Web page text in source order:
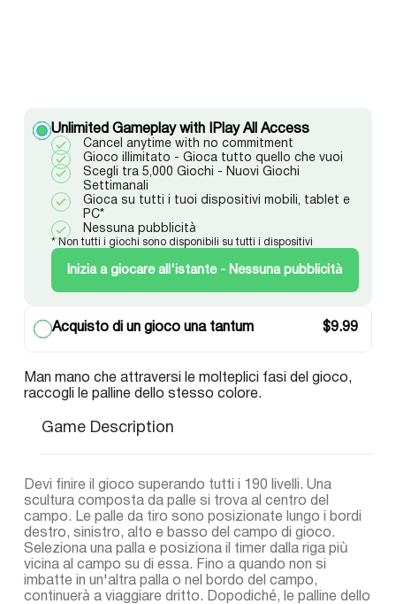
Unlimited Gameplay with IPlay All Access
Cancel anytime with no commitment
Gioco illimitato - Gioca tutto quello che vuoi
Scegli tra 5,000 Giochi - Nuovi Giochi
Settimanali
Gioca su tutti i tuoi dispositivi mobili, tablet e
PC*
Nessuna pubblicità
* Non tutti i giochi sono disponibili su tutti i dispositivi
Inizia a giocare all'istante - Nessuna pubblicità
Acquisto di un gioco una tantum $9.99
Man mano che attraversi le molteplici fasi del gioco,
raccogli le palline dello stesso colore.
Game Description
Devi finire il gioco superando tutti i 190 livelli. Una
scultura composta da palle si trova al centro del
campo. Le palle da tiro sono posizionate lungo i bordi
destro, sinistro, alto e basso del campo di gioco.
Seleziona una palla e posiziona il timer dalla riga più
vicina al campo su di essa. Fino a quando non si
imbatte in un'altra palla o nel bordo del campo,
continuerà a viaggiare dritto. Dopodiché, le palline dello